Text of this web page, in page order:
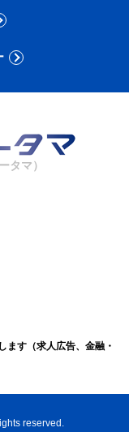
タマ）
ます（求人広告、金融・
reserved.